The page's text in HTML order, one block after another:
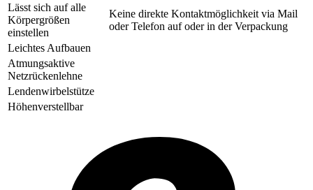
Lässt sich auf alle
Körpergrößen
einstellen
Keine direkte Kontaktmöglichkeit via Mail
oder Telefon auf oder in der Verpackung
Leichtes Aufbauen
Atmungsaktive
Netzrückenlehne
Lendenwirbelstütze
Höhenverstellbar